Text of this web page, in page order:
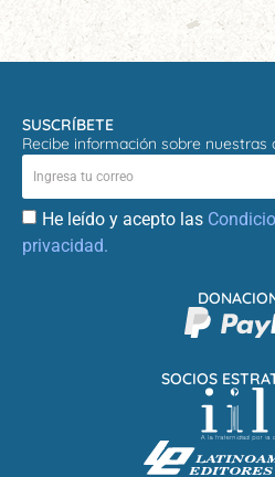
SUSCRÍBETE
Recibe información sobre nuestras
He leído y acepto las
privacidad.
SOCIOS